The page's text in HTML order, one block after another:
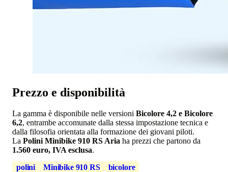
Prezzo e disponibilità
La gamma è disponibile nelle versioni Bicolore 4,2 e Bicolore
6,2, entrambe accomunate dalla stessa impostazione tecnica e
dalla filosofia orientata alla formazione dei giovani piloti.
La Polini Minibike 910 RS Aria ha prezzi che partono da
1.560 euro, IVA esclusa.
polini
Minibike 910 RS bicolore